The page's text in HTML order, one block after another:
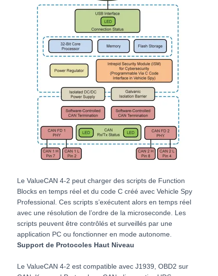
Le ValueCAN 4-2 peut charger des scripts de Function
Blocks en temps réel et du code C créé avec Vehicle Spy
Professional. Ces scripts s’exécutent alors en temps réel
avec une résolution de l’ordre de la microseconde. Les
scripts peuvent être contrôlés et surveillés par une
application PC ou fonctionner en mode autonome.
Support de Protocoles Haut Niveau
Le ValueCAN 4-2 est compatible avec J1939, OBD2 sur